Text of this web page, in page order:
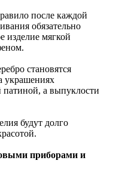
после каждой
обязательно
изделие мягкой
становятся
украшениях
патиной, а выпуклости
будут долго
приборами и